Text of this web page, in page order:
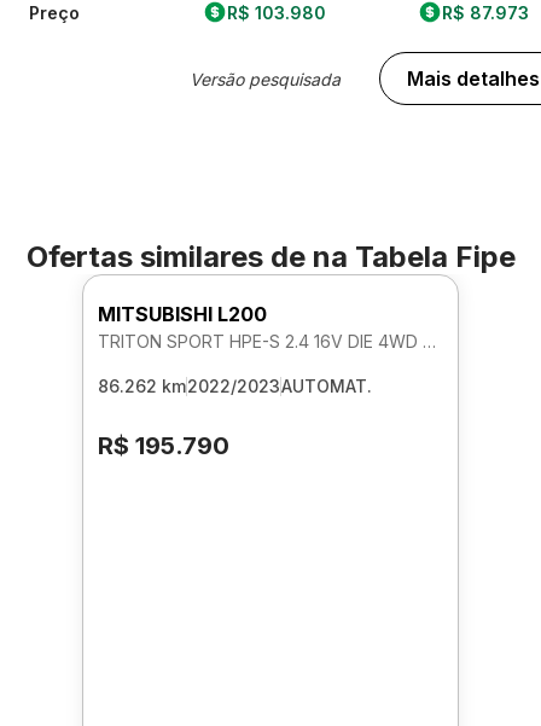
Preço R$ 103.980
Versão pesquisada
R$ 87.973
Mais detalhes
Ofertas similares de na Tabela Fipe
MITSUBISHI L200
TRITON SPORT HPE-S 2.4 16V DIE 4WD AUTOMATICO
86.262 km2022/2023AUTOMAT.
R$ 195.790